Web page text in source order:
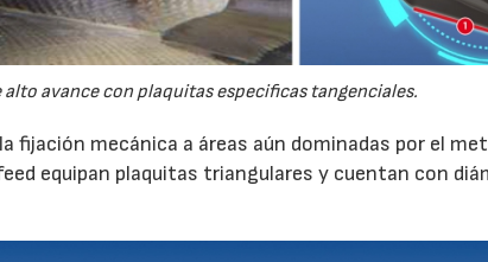
alto avance con plaquitas especificas tangenciales.
fijación mecánica a áreas aún dominadas por el
equipan plaquitas triangulares y cuentan con